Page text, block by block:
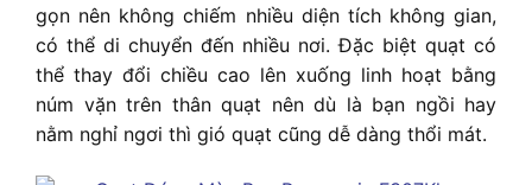
gọn nên không chiếm nhiều diện tích không gian,
có thể di chuyển đến nhiều nơi. Đặc biệt quạt có
thể thay đổi chiều cao lên xuống linh hoạt bằng
núm vặn trên thân quạt nên dù là bạn ngồi hay
nằm nghỉ ngơi thì gió quạt cũng dễ dàng thổi mát.